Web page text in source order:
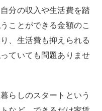
分の収入や生活費を踏
ことができる金額のこ
、生活費も抑えられる
ていても問題ありませ
らしのスタートという